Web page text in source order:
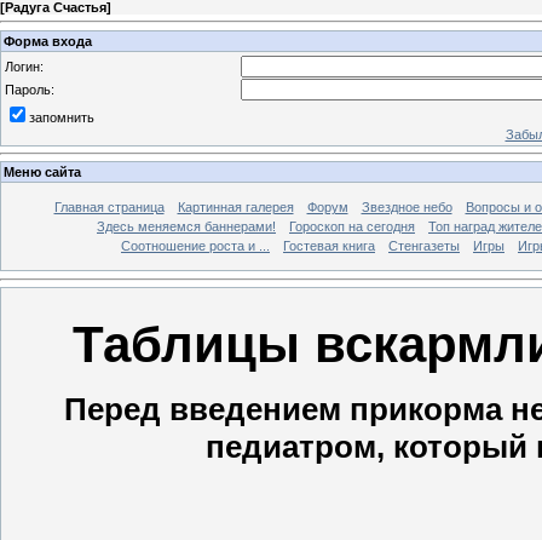
[Радуга Счастья]
Форма входа
Логин:
Пароль:
запомнить
Меню сайта
Главная страница Картинная галерея Форум Звездное небо
Вопросы и
Здесь меняемся баннерами!
Гороскоп на сегодня
Топ наград
Соотношение роста и ...
Гостевая книга Стенгазеты Игры
Таблицы
Перед введением прикорма
педиатром,